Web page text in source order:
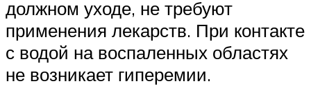
должном уходе, не требуют
применения лекарств. При контакте
с водой на воспаленных областях
не возникает гиперемии.